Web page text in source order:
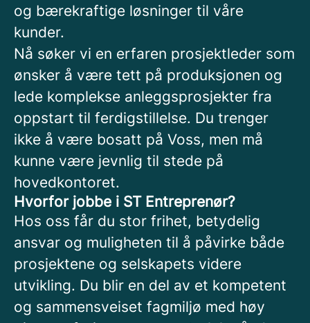
og bærekraftige løsninger til våre
kunder.
Nå søker vi en erfaren prosjektleder som
ønsker å være tett på produksjonen og
lede komplekse anleggsprosjekter fra
oppstart til ferdigstillelse. Du trenger
ikke å være bosatt på Voss, men må
kunne være jevnlig til stede på
hovedkontoret.
Hvorfor jobbe i ST Entreprenør?
Hos oss får du stor frihet, betydelig
ansvar og muligheten til å påvirke både
prosjektene og selskapets videre
utvikling. Du blir en del av et kompetent
og sammensveiset fagmiljø med høy